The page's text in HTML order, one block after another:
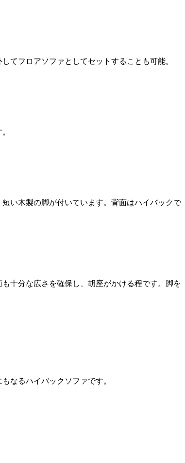
てフロアソファとしてセットすることも可能。
い木製の脚が付いています。背面はハイバックで
十分な広さを確保し、胡座がかける程です。脚を
なるハイバックソファです。